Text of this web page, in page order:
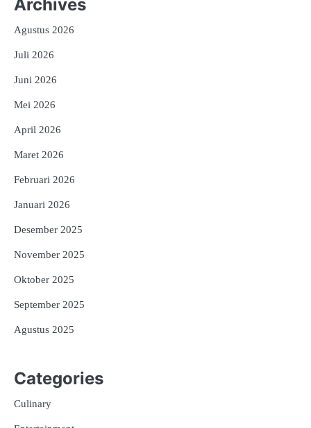
Archives
Agustus 2026
Juli 2026
Juni 2026
Mei 2026
April 2026
Maret 2026
Februari 2026
Januari 2026
Desember 2025
November 2025
Oktober 2025
September 2025
Agustus 2025
Categories
Culinary